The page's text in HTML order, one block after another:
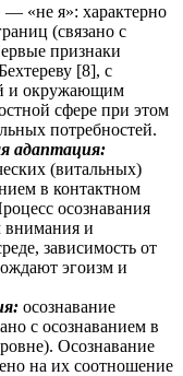
— «не я»: характерно
(связано с
признаки
[8], с
и окружающим
сфере при этом
потребностей.
адаптация:
(витальных)
в контактном
осознавания
внимания и
зависимость от
эгоизм и
осознавание
с осознаванием в
Осознавание
на их соотношение